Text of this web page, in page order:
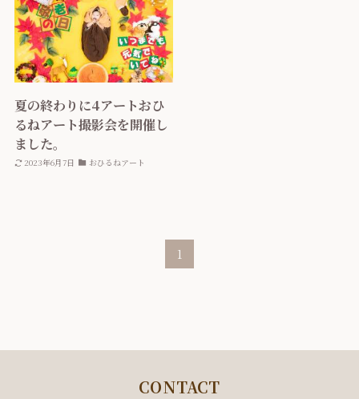
夏の終わりに4アートおひ
るねアート撮影会を開催し
ました。
2023年6月7日 おひるねアート
1
CONTACT